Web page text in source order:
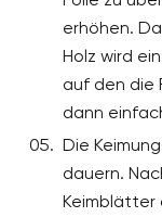
erhöhen.
Holz wird
auf den die
dann
Die
dauern.
Keimblätter